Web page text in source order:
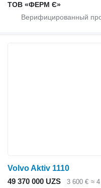
ТОВ «ФЕРМ Є»
Volvo Aktiv 1110
49 370 000 UZS
3 600 € ≈